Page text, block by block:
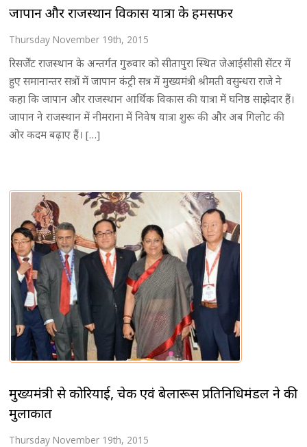
जापान और राजस्थान विकास यात्रा के हमसफर
Thursday November 19th, 2015
रिसर्जेंट राजस्थान के अन्तर्गत गुरुवार को सीतापुरा स्थित जेआईसीसी सेंटर में
हुए समानान्तर सत्रों में जापान कंट्री सत्र में मुख्यमंत्री श्रीमती वसुन्धरा राजे ने
कहा कि जापान और राजस्थान आर्थिक विकास की यात्रा में घनिष्ठ साझेदार हैं।
जापान ने राजस्थान में नीमराना में निवेष यात्रा शुरू की और अब गिलोट की
ओर कदम बढ़ाए हैं। […]
मुख्यमंत्री से कोरियाई, चेक एवं बेलारूस प्रतिनिधिमंडल ने की
मुलाकात
Thursday November 19th, 2015